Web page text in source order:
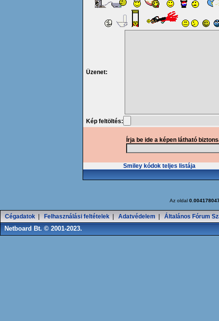
Üzenet:
Kép feltöltés:
Írja be ide a képen látható
Smiley kódok teljes listája
Az oldal
Cégadatok Felhasználási feltételek Adatvédelem Általános Fórum
Netboard Bt. © 2001-2023.